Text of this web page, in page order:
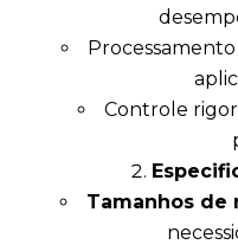
Controle
Tamanhos de